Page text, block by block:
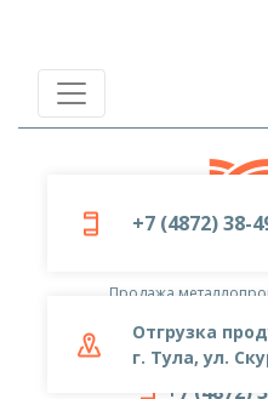
+7 (4872) 38-
Отгрузка
г. Тула, ул.
Продажа
+7 (4872)